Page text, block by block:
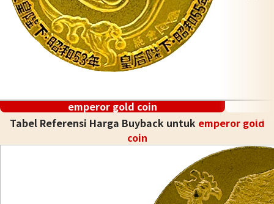
emperor gold coin
Tabel Referensi Harga Buyback untuk emperor gold
coin